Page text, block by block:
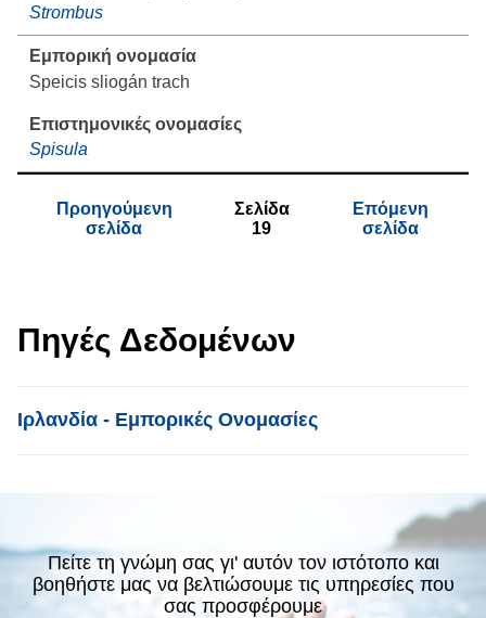
Strombus
Speicis sliogán trach
Spisula
Προηγούμενη
σελίδα
Σελίδα
19
Επόμενη
σελίδα
Πηγές Δεδομένων
List item
Ιρλανδία - Εμπορικές Ονομασίες
Πείτε τη γνώμη σας γι' αυτόν τον ιστότοπο και
βοηθήστε μας να βελτιώσουμε τις υπηρεσίες που
σας προσφέρουμε